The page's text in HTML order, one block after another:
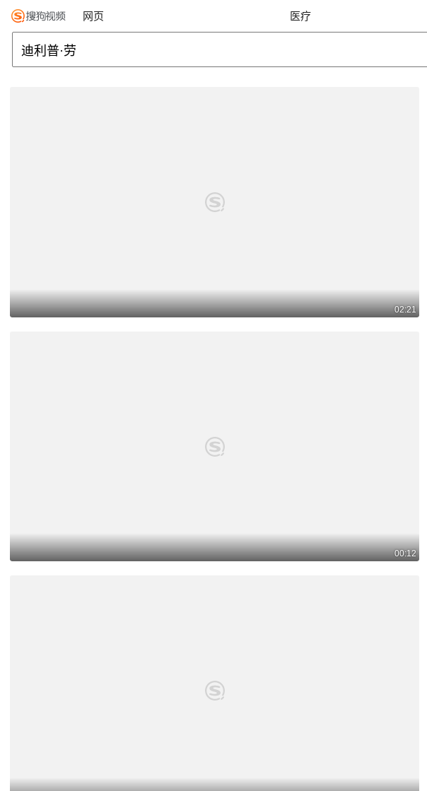
网页 医疗
02:21
00:12